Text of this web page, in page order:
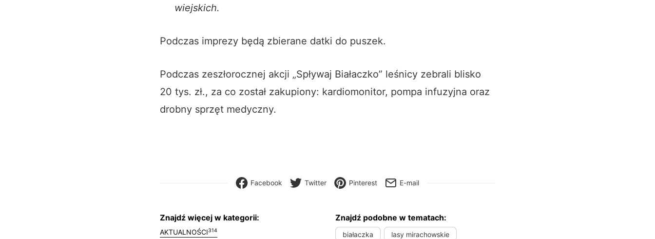
wiejskich.
Podczas imprezy będą zbierane datki do puszek.
Podczas zeszłorocznej akcji „Spływaj Białaczko” leśnicy zebrali blisko
20 tys. zł., za co został zakupiony: kardiomonitor, pompa infuzyjna oraz
drobny sprzęt medyczny.
Facebook Twitter Pinterest E-mail
Znajdź więcej w kategorii:
AKTUALNOŚCI314
Znajdź podobne w tematach:
białaczka lasy mirachowskie